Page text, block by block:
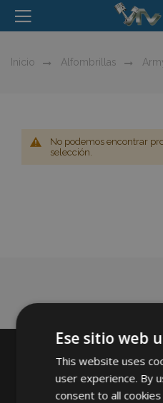
Inicio Alfombrillas
No podemos encontrar
selección.
Ese sitio web
This website uses
user experience. By
consent to all